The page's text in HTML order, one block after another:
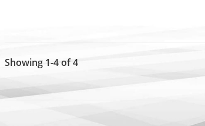
Showing 1-4 of 4